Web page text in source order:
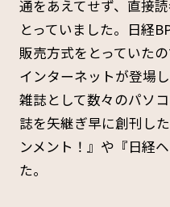
通をあえてせず、直接
とっていました。日経
販売方式をとっていた
インターネットが登場
雑誌として数々のパソ
誌を矢継ぎ早に創刊し
ンメント！』や『日経
た。